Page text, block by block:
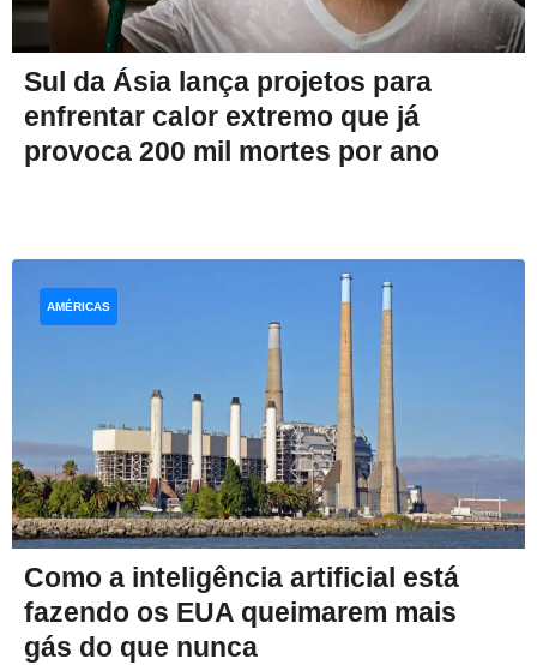
Sul da Ásia lança projetos para
enfrentar calor extremo que já
provoca 200 mil mortes por ano
Como a inteligência artificial está
fazendo os EUA queimarem mais
gás do que nunca
AMÉRICAS